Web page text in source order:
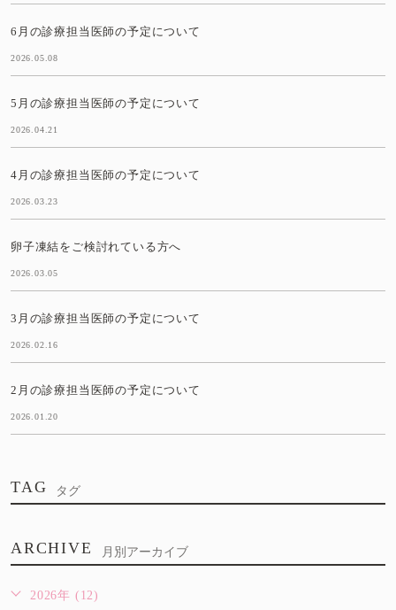
6月の診療担当医師の予定について
2026.05.08
5月の診療担当医師の予定について
2026.04.21
4月の診療担当医師の予定について
2026.03.23
卵子凍結をご検討れている方へ
2026.03.05
3月の診療担当医師の予定について
2026.02.16
2月の診療担当医師の予定について
2026.01.20
TAG タグ
ARCHIVE 月別アーカイブ
2026年 (12)